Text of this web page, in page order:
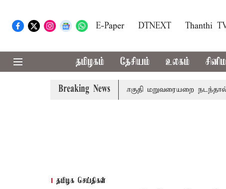
E-Paper DTNEXT Thanthi
தமிழகம் தேசியம் உலகம்
Breaking News
பிரதமர் மோடி இரங்கல் தொகுதி மறுவரையறை நடந்தால்
தமிழக செய்திகள்